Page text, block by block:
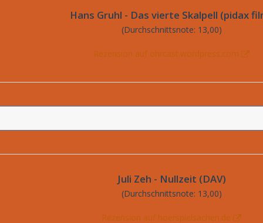
Hans Gruhl - Das vierte Skalpell (pidax
(Durchschnittsnote: 13,00)
Rezension auf ohrcast.wordpress.com
Juli Zeh - Nullzeit (DAV)
(Durchschnittsnote: 13,00)
Rezension auf hoerspielsachen.de